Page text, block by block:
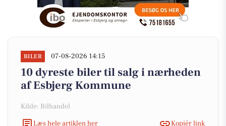
BILER 07-08-2026 14:15
10 dyreste biler til salg i nærheden
af Esbjerg Kommune
Kilde: Bilhandel
Læs hele artiklen her
Kopiér link